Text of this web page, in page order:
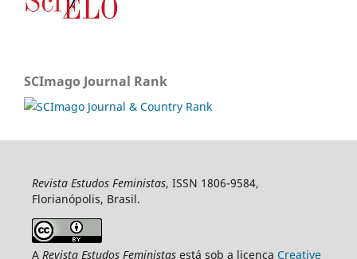
SCImago Journal Rank
Revista Estudos Feministas, ISSN 1806-9584,
Florianópolis, Brasil.
A Revista Estudos Feministasestá sob a licença Creative